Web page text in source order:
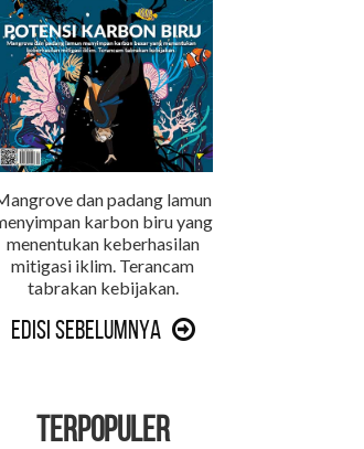
dan padang lamun
karbon biru yang
menentukan keberhasilan
mitigasi iklim. Terancam
tabrakan kebijakan.
Edisi Sebelumnya
TERPOPULER